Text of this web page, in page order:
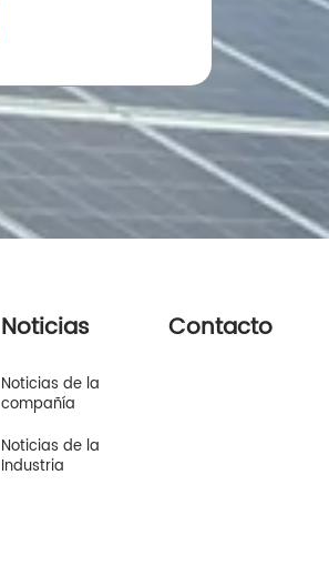
Noticias
Noticias de la
compañía
Noticias de la
Industria
Contacto